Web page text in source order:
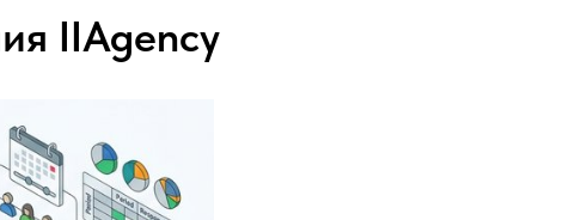
IIAgency